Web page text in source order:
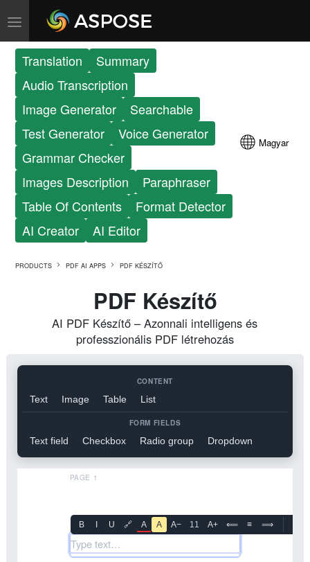
Translation
Summary
Audio Transcription
Image Generator
Searchable
Test Generator
Voice Generator
Grammar Checker
Images Description
Paraphraser
Table Of Contents
Format Detector
AI Creator
AI Editor
Magyar
PRODUCTS PDF AI APPS PDF KÉSZÍTŐ
PDF Készítő
AI PDF Készítő – Azonnali intelligens és
professzionális PDF létrehozás
CONTENT
Text Image Table List
FORM FIELDS
Text field Checkbox Radio group Dropdown
PAGE 1
B I U 🔗 A A A− 11 A+ ⟸ ≡ ⟹